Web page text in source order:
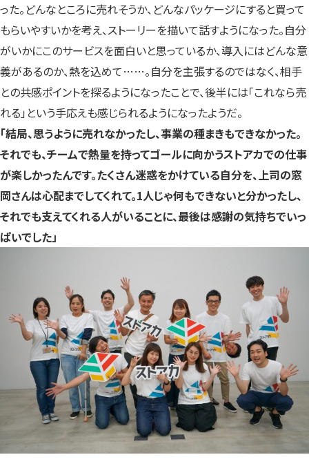
った。どんなところに売れそうか、どんなパッケージにすると買って
もらいやすいかを考え、ストーリーを描いて話すようになった。自分
がいかにこのサービスを面白いと思っているか、導入にはどんな意
義があるのか、熱を込めて……。自分を主張するのではなく、相手
との共感ポイントを探るようになったことで、後半には「これなら売
れる」という手応えも感じられるようになったようだ。
「結局、思うように売れなかったし、事業の種まきもできなかった。
それでも、チームで熱量を持ってゴールに向かうストアカでの仕事
が楽しかったんです。たくさん迷惑をかけている自分を、上司の窓
岡さんは心配までしてくれて。1人じゃ何もできないと分かったし、
それでも支えてくれる人がいることに、最後は感謝の気持ちでいっ
ぱいでした」